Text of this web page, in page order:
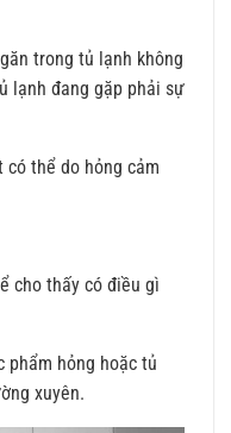
trong tủ lạnh không
lạnh đang gặp phải sự
thể do hỏng cảm
cho thấy có điều gì
phẩm hỏng hoặc tủ
xuyên.